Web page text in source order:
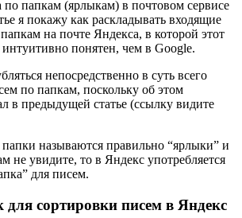
по папкам (ярлыкам) в почтовом сервисе
я покажу как раскладывать входящие
на почте Яндекса, в которой этот
понятен, чем в Google.
непосредственно в суть всего
по папкам, поскольку об этом
в предыдущей статье (ссылку видите
называются правильно “ярлыки” и
не увидите, то в Яндекс употребляется
для писем.
для сортировки писем в Яндекс